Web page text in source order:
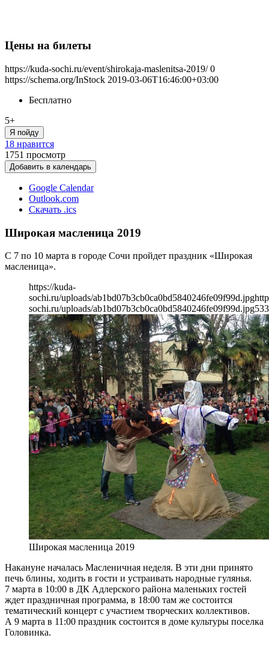
Цены на билеты
https://kuda-sochi.ru/event/shirokaja-maslenitsa-2019/ 0
https://schema.org/InStock 2019-03-06T16:46:00+03:00
Бесплатно
5+
Я пойду
18 нравится
1751 просмотр
Добавить в календарь
Google Calendar
Outlook.com
Скачать .ics
Широкая масленица 2019
С 7 по 10 марта в городе Сочи пройдет праздник «Широкая
масленица».
https://kuda-
sochi.ru/uploads/ab1bd07b3cb0ca0bd5840246fe09f99d.jpg
sochi.ru/uploads/ab1bd07b3cb0ca0bd5840246fe09f99d.jpg533
Широкая масленица 2019
Накануне началась Масленичная неделя. В эти дни принято
печь блины, ходить в гости и устраивать народные гулянья.
7 марта в 10:00 в ДК Адлерского района маленьких гостей
ждет праздничная программа, в 18:00 там же состоится
тематический концерт с участием творческих коллективов.
А 9 марта в 11:00 праздник состоится в доме культуры поселка
Головинка.